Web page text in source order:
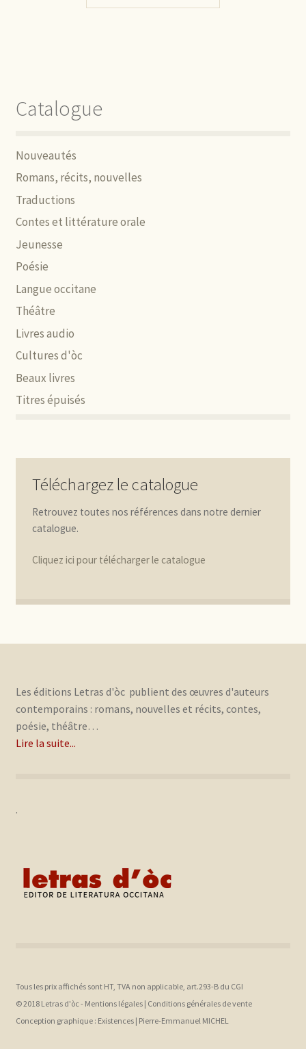
Catalogue
Nouveautés
Romans, récits, nouvelles
Traductions
Contes et littérature orale
Jeunesse
Poésie
Langue occitane
Théâtre
Livres audio
Cultures d'òc
Beaux livres
Titres épuisés
Téléchargez le catalogue
Retrouvez toutes nos références dans notre dernier
catalogue.
Cliquez ici pour télécharger le catalogue
Les éditions Letras d'òc publient des œuvres d'auteurs
contemporains : romans, nouvelles et récits, contes,
poésie, théâtre…
Lire la suite...
.
Tous les prix affichés sont HT, TVA non applicable, art.293-B du CGI
© 2018 Letras d'òc - Mentions légales| Conditions générales de vente
Conception graphique : Existences | Pierre-Emmanuel MICHEL